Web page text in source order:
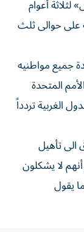
أعوام
على حوالى ثلث
جميع مواطنيه
المتحدة
الغربية تردداً
الى تأهيل
لا يشكلون
يقول